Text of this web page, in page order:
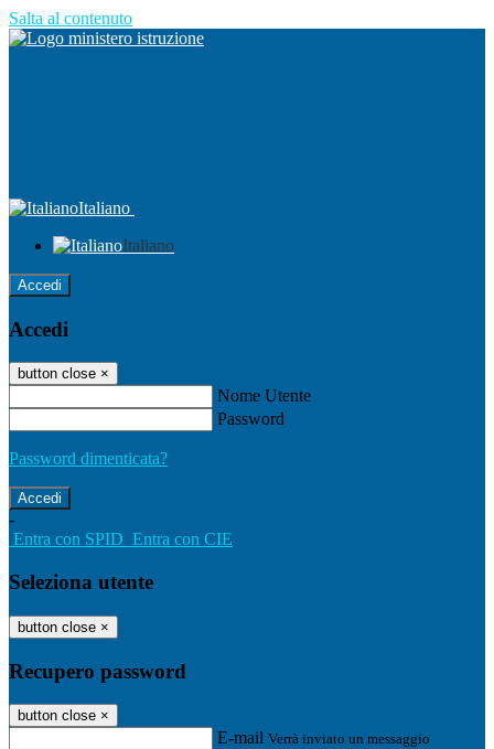
Salta al contenuto
Italiano
Italiano
Accedi
Accedi
button close ×
Nome Utente
Password
Password dimenticata?
-
Entra con SPID Entra con CIE
Seleziona utente
button close ×
Recupero password
button close ×
E-mail Verrà inviato un messaggio